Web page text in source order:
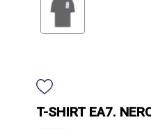
T-SHIRT EA7.